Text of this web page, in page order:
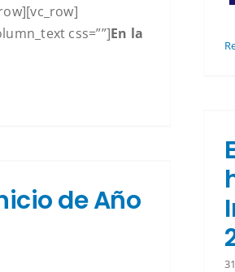
css=””]En la
de Año